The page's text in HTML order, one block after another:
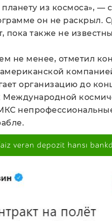
из космоса», —
он не раскрыл.
пока также не
не менее, отметил
организацию до
Международной
verən depozit hansı